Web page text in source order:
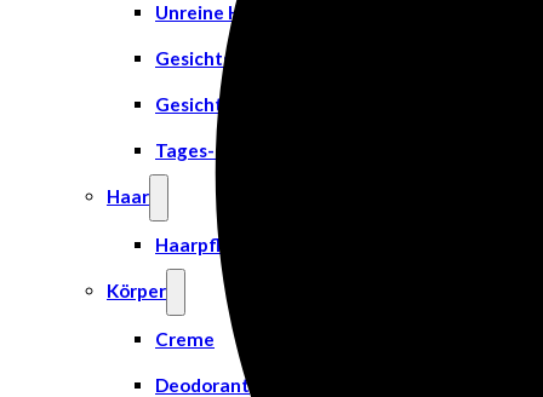
Unreine Haut & Akne
Gesichtsreinigung
Gesichtsserum
Tages- & Feuchtigkeitscremes
Haar
Haarpflege
Körper
Creme
Deodorant